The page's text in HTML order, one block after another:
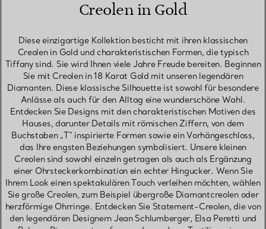
Creolen in Gold
Diese einzigartige Kollektion besticht mit ihren klassischen
Creolen in Gold und charakteristischen Formen, die typisch
Tiffany sind. Sie wird Ihnen viele Jahre Freude bereiten. Beginnen
Sie mit Creolen in 18 Karat Gold mit unseren legendären
Diamanten. Diese klassische Silhouette ist sowohl für besondere
Anlässe als auch für den Alltag eine wunderschöne Wahl.
Entdecken Sie Designs mit den charakteristischen Motiven des
Hauses, darunter Details mit römischen Ziffern, von dem
Buchstaben „T“ inspirierte Formen sowie ein Vorhängeschloss,
das Ihre engsten Beziehungen symbolisiert. Unsere kleinen
Creolen sind sowohl einzeln getragen als auch als Ergänzung
einer Ohrsteckerkombination ein echter Hingucker. Wenn Sie
Ihrem Look einen spektakulären Touch verleihen möchten, wählen
Sie große Creolen, zum Beispiel übergroße Diamantcreolen oder
herzförmige Ohrringe. Entdecken Sie Statement-Creolen, die von
den legendären Designern Jean Schlumberger, Elsa Peretti und